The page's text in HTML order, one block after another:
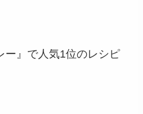
ー』で人気1位のレシピ